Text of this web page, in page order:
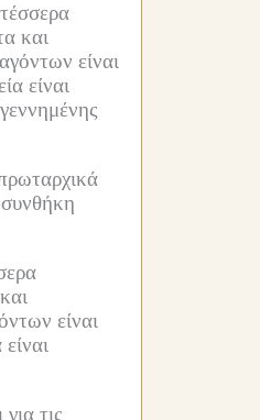
και
είναι
είναι
είναι
τις